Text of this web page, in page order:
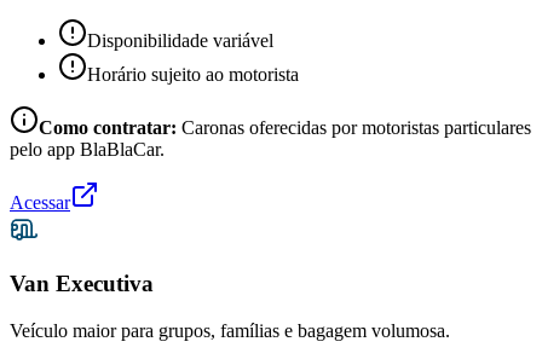
Disponibilidade variável
Horário sujeito ao motorista
Como contratar: Caronas oferecidas por motoristas particulares
pelo app BlaBlaCar.
Acessar
Van Executiva
Veículo maior para grupos, famílias e bagagem volumosa.